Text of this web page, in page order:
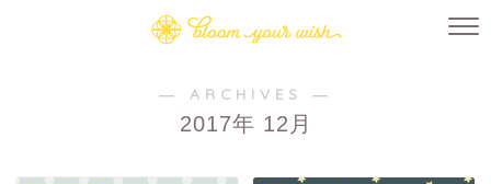
― ARCHIVES ―
2017年 12月